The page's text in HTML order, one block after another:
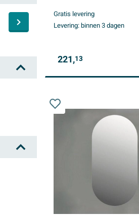
Gratis levering
Levering:binnen 3 dagen
221,13